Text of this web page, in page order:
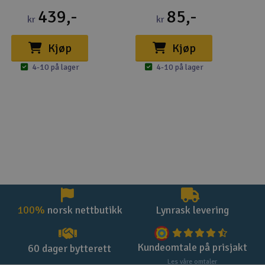
Continuous current*
4.75-7.0V output: 9A
7.25V-8.5V output: 8A
8.75V-10.0V output: 7A
10.25-12.0V output: 6A
kr 439,-
Kjøp
4-10 på lager
kr 85,-
Kjøp
4-10 på lager
100% norsk nettbutikk Lynrask levering
60 dager bytterett Kundeomtale på prisjakt
Les våre omtaler